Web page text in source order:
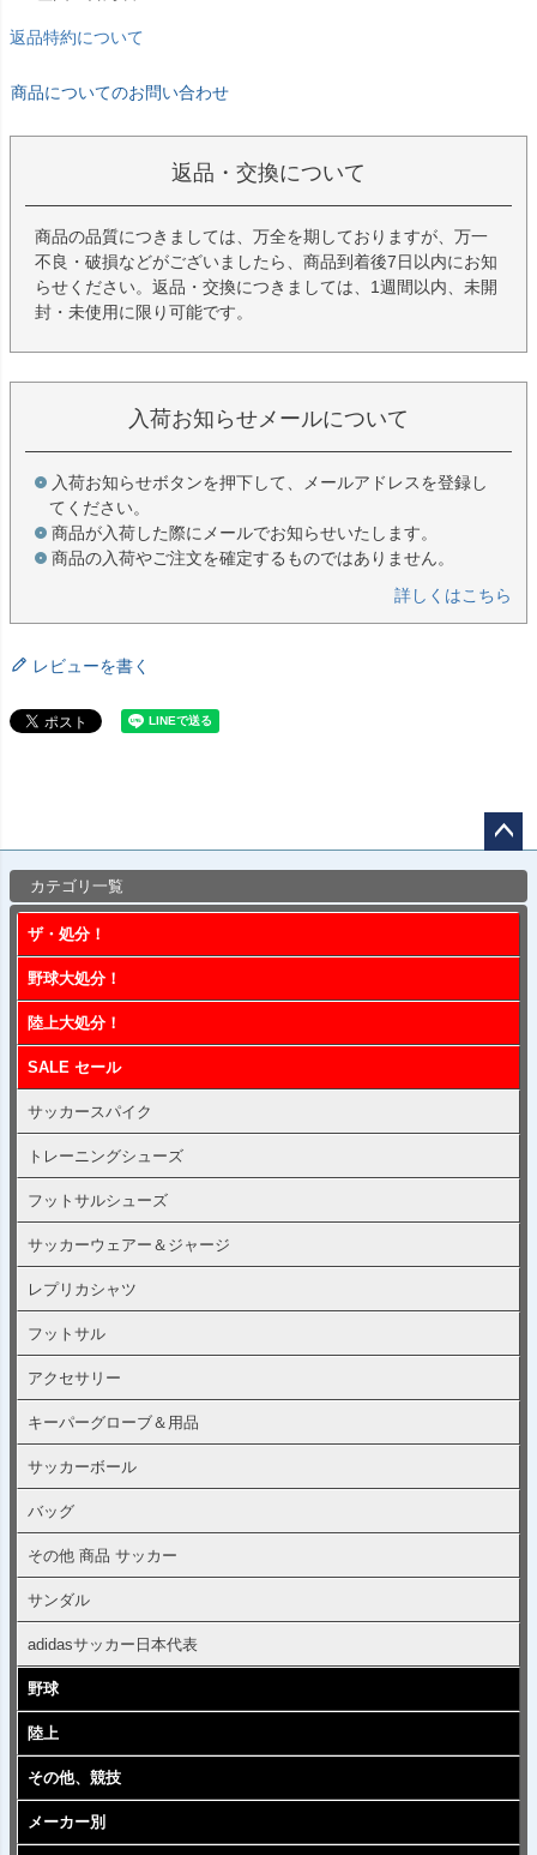
返品特約について
商品についてのお問い合わせ
返品・交換について
商品の品質につきましては、万全を期しておりますが、万一
不良・破損などがございましたら、商品到着後7日以内にお知
らせください。返品・交換につきましては、1週間以内、未開
封・未使用に限り可能です。
入荷お知らせメールについて
入荷お知らせボタンを押下して、メールアドレスを登録し
てください。
商品が入荷した際にメールでお知らせいたします。
商品の入荷やご注文を確定するものではありません。
詳しくはこちら
レビューを書く
カテゴリ一覧
ザ・処分！
野球大処分！
陸上大処分！
SALE セール
サッカースパイク
トレーニングシューズ
フットサルシューズ
サッカーウェアー＆ジャージ
レプリカシャツ
フットサル
アクセサリー
キーパーグローブ＆用品
サッカーボール
バッグ
その他 商品 サッカー
サンダル
adidasサッカー日本代表
野球
陸上
その他、競技
メーカー別
ップ